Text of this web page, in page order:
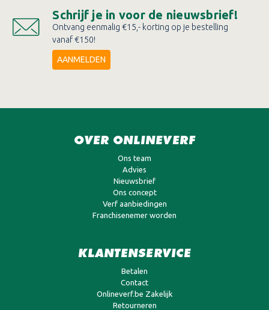
Schrijf je in voor de nieuwsbrief!
Ontvang eenmalig €15,- korting op je bestelling
vanaf €150!
AANMELDEN
OVER ONLINEVERF
Ons team
Advies
Nieuwsbrief
Ons concept
Verf aanbiedingen
Franchisenemer worden
KLANTENSERVICE
Betalen
Contact
Onlineverf.be Zakelijk
Retourneren